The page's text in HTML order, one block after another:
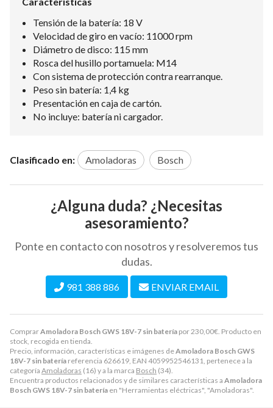
ComprarAmoladora Bosch GWS 18V-7 sin batería por230,00€. Producto en
stock, recogida en tienda.
Precio, información, características e imágenes deAmoladora Bosch GWS
18V-7 sin batería referencia 626619, EAN 4059952546131, pertenece a la
categoría Amoladoras (16) y a la marca Bosch (34).
Encuentra productos relacionados y de similares características a Amoladora
Bosch GWS 18V-7 sin batería en "Herramientas eléctricas", "Amoladoras".
Tensión de la batería: 18 V
Velocidad de giro en vacío: 11000 rpm
Diámetro de disco: 115 mm
Rosca del husillo portamuela: M14
Con sistema de protección contra rearranque.
Peso sin batería: 1,4 kg
Presentación en caja de cartón.
No incluye: batería ni cargador.
Clasificado en: Amoladoras Bosch
¿Alguna duda? ¿Necesitas
asesoramiento?
Ponte en contacto con nosotros y resolveremos tus
dudas.
981 388 886 ENVIAR EMAIL